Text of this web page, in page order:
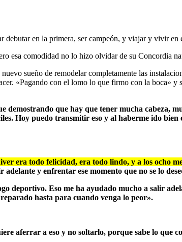
en la primera, ser campeón, y viajar y vivir en
esa comodidad no lo hizo olvidar de su Concordia
sueño de remodelar completamente las
«Pagando con el lomo lo que firmo con la boca»
demostrando que hay que tener mucha cabeza,
Hoy puedo transmitir eso y al haberme ido
era todo felicidad, era todo lindo, y a los ocho
y enfrentar ese momento que no se lo
deportivo. Eso me ha ayudado mucho a salir
hasta para cuando venga lo peor».
aferrar a eso y no soltarlo, porque sabe lo que